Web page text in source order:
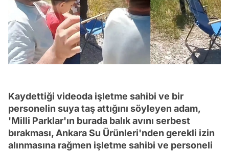
Kaydettiği videoda işletme sahibi ve bir
personelin suya taş attığını söyleyen adam,
'Milli Parklar'ın burada balık avını serbest
bırakması, Ankara Su Ürünleri'nden gerekli izin
alınmasına rağmen işletme sahibi ve personeli